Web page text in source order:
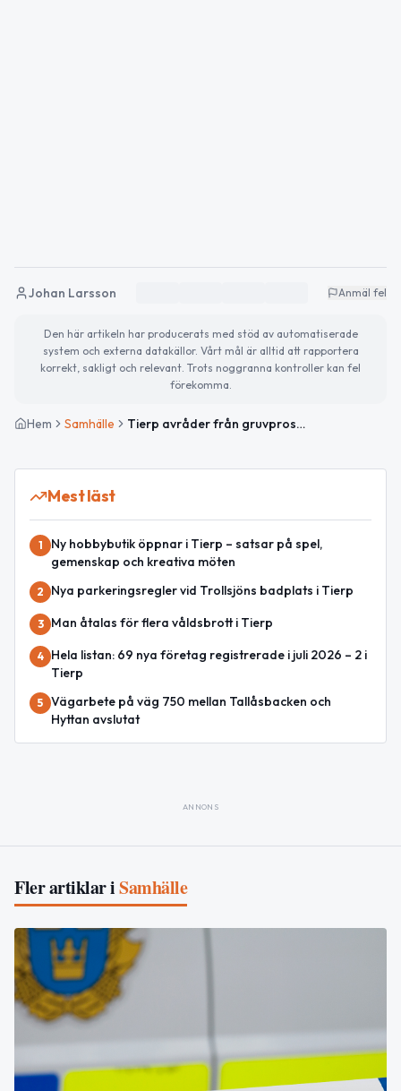
Johan Larsson Anmäl fel
Den här artikeln har producerats med stöd av automatiserade
system och externa datakällor. Vårt mål är alltid att rapportera
korrekt, sakligt och relevant. Trots noggranna kontroller kan fel
förekomma.
Hem Samhälle Tierp avråder från gruvprospektering vid Marma
Mest läst
1
Ny hobbybutik öppnar i Tierp – satsar på spel,
gemenskap och kreativa möten
2 Nya parkeringsregler vid Trollsjöns badplats i Tierp
3 Man åtalas för flera våldsbrott i Tierp
4
Hela listan: 69 nya företag registrerade i juli 2026 – 2 i
Tierp
5 Vägarbete på väg 750 mellan Tallåsbacken och
Hyttan avslutat
ANNONS
Fler artiklar iSamhälle